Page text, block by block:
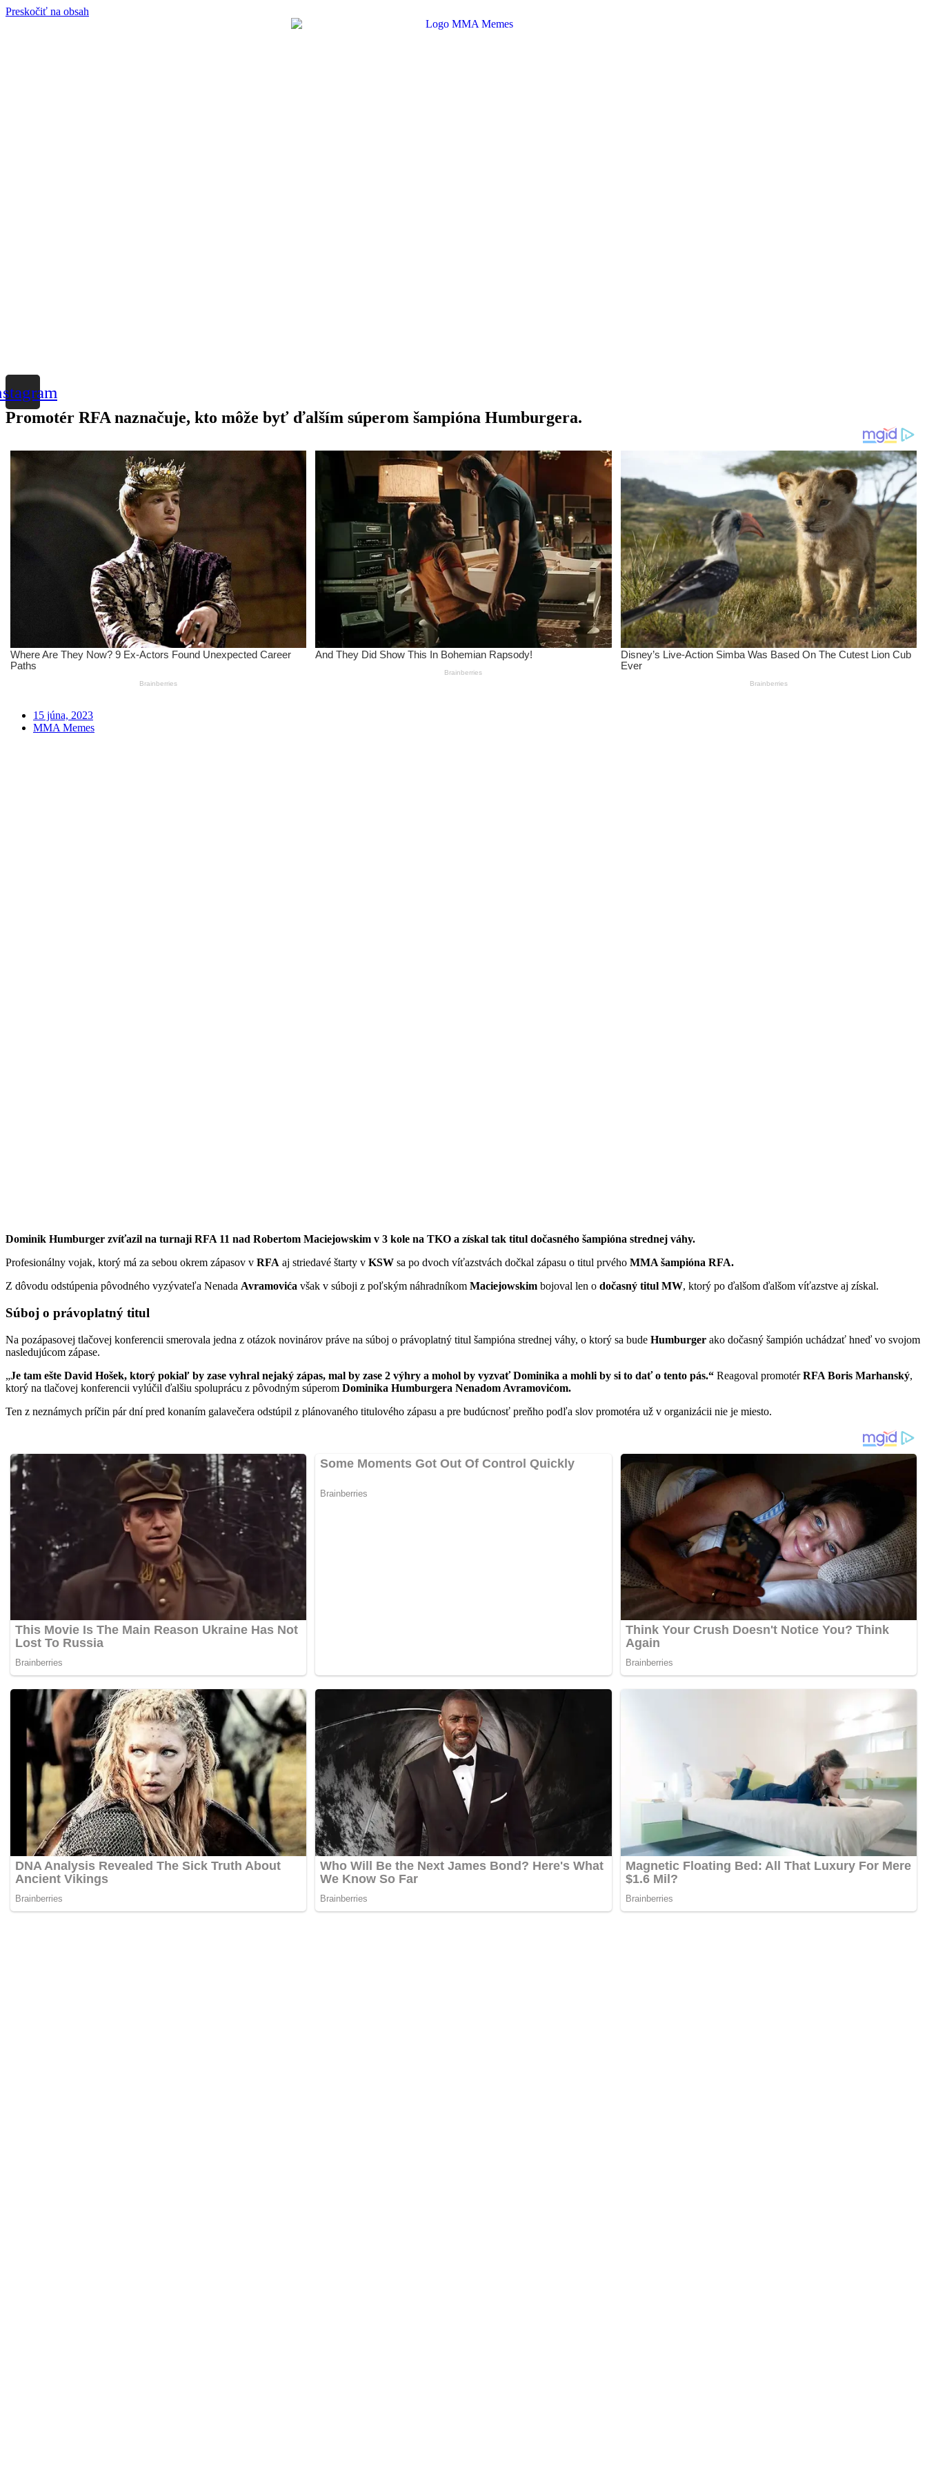
Preskočiť na obsah
Promotér RFA naznačuje, kto môže byť ďalším súperom šampióna Humburgera.
15 júna, 2023
MMA Memes
Dominik Humburger zvíťazil na turnaji RFA 11 nad Robertom Maciejowskim v 3 kole na TKO a získal tak titul dočasného šampióna strednej váhy.
Profesionálny vojak, ktorý má za sebou okrem zápasov v RFA aj striedavé štarty v KSW sa po dvoch víťazstvách dočkal zápasu o titul prvého MMA šampióna RFA.
Z dôvodu odstúpenia pôvodného vyzývateľa Nenada Avramovića však v súboji z poľským náhradníkom Maciejowskim bojoval len o dočasný titul MW, ktorý po ďalšom ďalšom víťazstve aj získal.
Súboj o právoplatný titul
Na pozápasovej tlačovej konferencii smerovala jedna z otázok novinárov práve na súboj o právoplatný titul šampióna strednej váhy, o ktorý sa bude Humburger ako dočasný šampión uchádzať hneď vo svojom
nasledujúcom zápase.
„Je tam ešte David Hošek, ktorý pokiaľ by zase vyhral nejaký zápas, mal by zase 2 výhry a mohol by vyzvať Dominika a mohli by si to dať o tento pás.“ Reagoval promotérRFA Boris Marhanský,
ktorý na tlačovej konferencii vylúčil ďalšiu spoluprácu z pôvodným súperom Dominika Humburgera Nenadom Avramovićom.
Ten z neznámych príčin pár dní pred konaním galavečera odstúpil z plánovaného titulového zápasu a pre budúcnosť preňho podľa slov promotéra už v organizácii nie je miesto.